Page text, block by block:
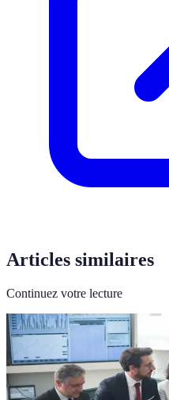
Articles similaires
Continuez votre lecture